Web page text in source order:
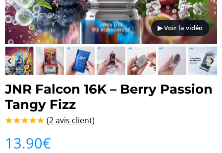
▶ Voir la vidéo
JNR Falcon 16K – Berry Passion
Tangy Fizz
sur 5 basé
sur
(2avis client)
13.90€